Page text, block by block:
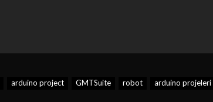
arduino project GMTSuite robot arduino projeleri